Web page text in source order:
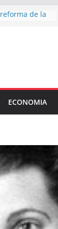
de la
la trata de
la ciudad
de
que
ECONOMIA